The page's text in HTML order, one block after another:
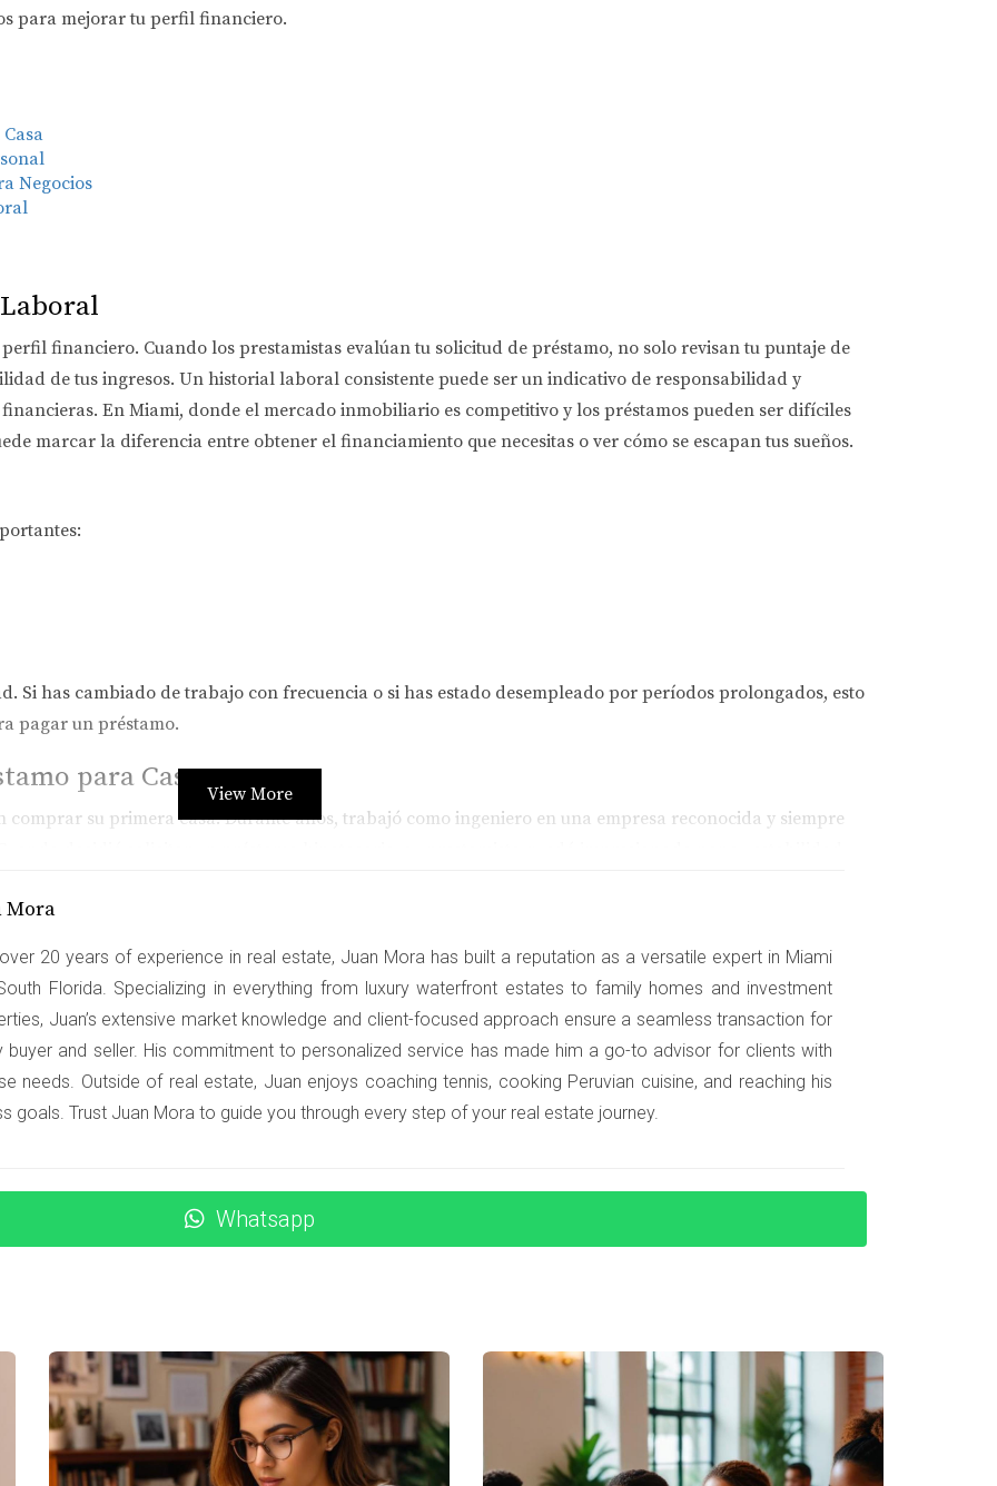
para mejorar tu perfil financiero.
Negocios
financiero. Cuando los prestamistas evalúan tu solicitud de préstamo, no solo revisan tu puntaje de
de tus ingresos. Un historial laboral consistente puede ser un indicativo de responsabilidad y
En Miami, donde el mercado inmobiliario es competitivo y los préstamos pueden ser difíciles
marcar la diferencia entre obtener el financiamiento que necesitas o ver cómo se escapan tus sueños.
Si has cambiado de trabajo con frecuencia o si has estado desempleado por períodos prolongados, esto
pagar un préstamo.
para Casa
comprar su primera casa. Durante años, trabajó como ingeniero en una empresa reconocida y siempre
también le ahorró miles de dólares a lo largo del tiempo.
Personal
Después de varios años trabajando como freelance en diseño gráfico, decidió solicitar un préstamo
tenía un buen puntaje de crédito, su falta de un historial laboral tradicional le jugó en contra. Los
total que necesitaba debido a la inestabilidad percibida en sus ingresos variables. Sin embargo, al
y contratos a largo plazo con clientes importantes, logró convencer a uno de los prestamistas
para Negocios
restaurante en Miami. Con una pasión por la cocina y varios años trabajando en la industria
de negocios sólido y demostró cómo sus experiencias previas lo habían preparado para manejar su
el financiamiento necesario gracias a su dedicación y preparación.
Laboral
un préstamo en Miami, aquí hay algunos consejos prácticos:
View More
Mora
20 years of experience in real estate, Juan Mora has built a reputation as a versatile expert in Miami
Florida. Specializing in everything from luxury waterfront estates to family homes and investment
Juan’s extensive market knowledge and client-focused approach ensure a seamless transaction for
buyer and seller. His commitment to personalized service has made him a go-to advisor for clients with
needs. Outside of real estate, Juan enjoys coaching tennis, cooking Peruvian cuisine, and reaching his
goals. Trust Juan Mora to guide you through every step of your real estate journey.
Whatsapp